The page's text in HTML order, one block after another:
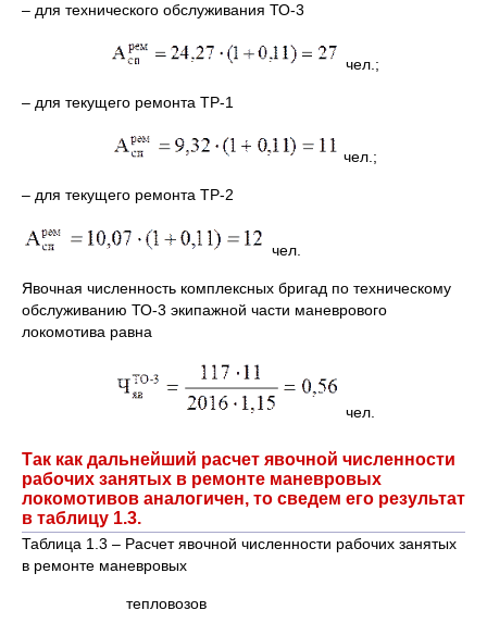
– для технического обслуживания ТО-3
чел.;
– для текущего ремонта ТР-1
чел.;
– для текущего ремонта ТР-2
чел.
Явочная численность комплексных бригад по техническому
обслуживанию ТО-3 экипажной части маневрового
локомотива равна
чел.
Так как дальнейший расчет явочной численности
рабочих занятых в ремонте маневровых
локомотивов аналогичен, то сведем его результат
в таблицу 1.3.
Таблица 1.3 – Расчет явочной численности рабочих занятых
в ремонте маневровых
тепловозов